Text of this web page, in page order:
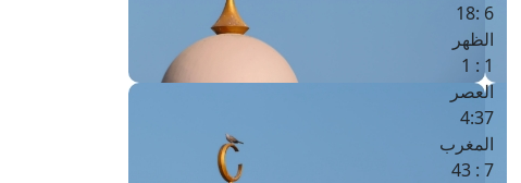
6 :18
الظهر
1 : 1
العصر
4:37
المغرب
7 : 43